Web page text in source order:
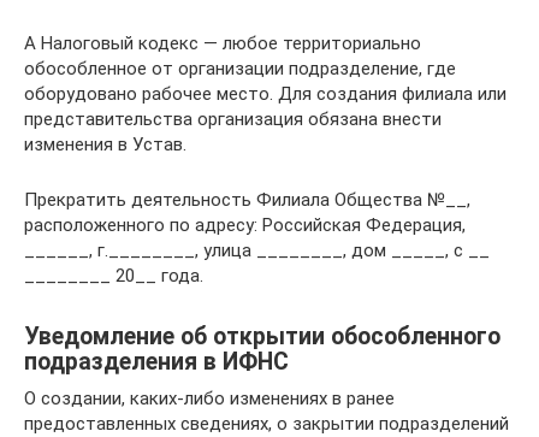
А Налоговый кодекс — любое территориально
обособленное от организации подразделение, где
оборудовано рабочее место. Для создания филиала или
представительства организация обязана внести
изменения в Устав.
Прекратить деятельность Филиала Общества №__,
расположенного по адресу: Российская Федерация,
______, г.________, улица ________, дом _____, с __
________ 20__ года.
Уведомление об открытии обособленного
подразделения в ИФНС
О создании, каких-либо изменениях в ранее
предоставленных сведениях, о закрытии подразделений